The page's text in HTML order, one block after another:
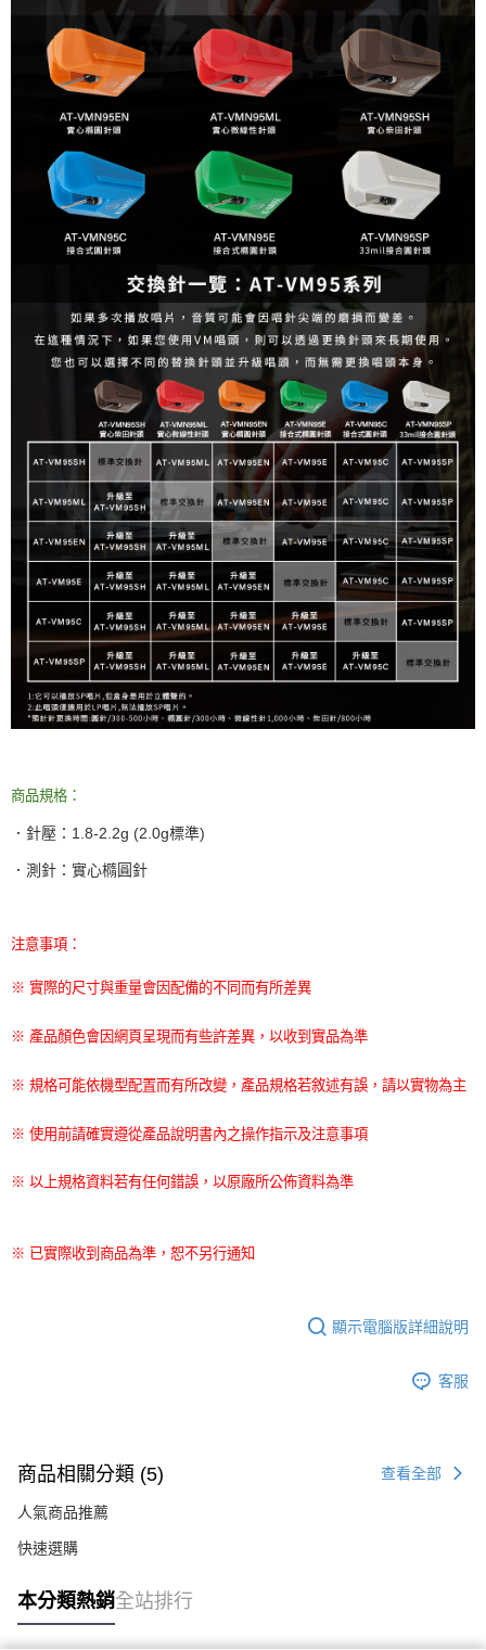
商品規格：
．針壓： 1.8-2.2g (2.0g標準)
．測針：實心橢圓針
注意事項：
※ 實際的尺寸與重量會因配備的不同而有所差異
※ 產品顏色會因網頁呈現而有些許差異，以收到實品為準
※ 規格可能依機型配置而有所改變，產品規格若敘述有誤，請以實物為主
※ 使用前請確實遵從產品說明書內之操作指示及注意事項
※ 以上規格資料若有任何錯誤，以原廠所公佈資料為準
※ 已實際收到商品為準，恕不另行通知
顯示電腦版詳細說明
客服
商品相關分類 (5) 查看全部
人氣商品推薦
快速選購
本分類熱銷全站排行